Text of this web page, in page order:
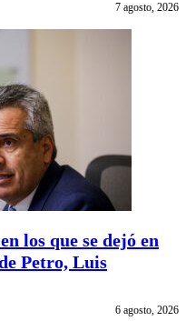
7 agosto, 2026
los que se dejó en
Petro, Luis
6 agosto, 2026